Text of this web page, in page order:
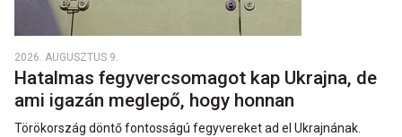
2026. AUGUSZTUS 9.
Hatalmas fegyvercsomagot kap Ukrajna, de
ami igazán meglepő, hogy honnan
Törökország döntő fontosságú fegyvereket ad el Ukrajnának.